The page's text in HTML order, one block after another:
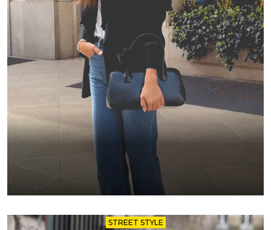
STREET STYLE